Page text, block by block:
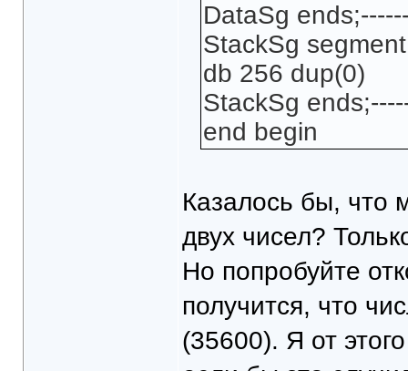
DataSg
StackSg
db 256 dup(0)
StackSg
end begin
Казалось бы, что
двух чисел?
Но попробуйте
получится, что
(35600). Я от